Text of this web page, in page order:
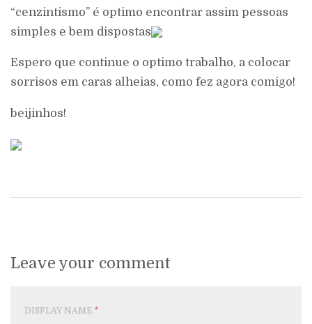
“cenzintismo” é optimo encontrar assim pessoas
simples e bem dispostas
Espero que continue o optimo trabalho, a colocar
sorrisos em caras alheias, como fez agora comigo!
beijinhos!
Leave your comment
DISPLAY NAME *